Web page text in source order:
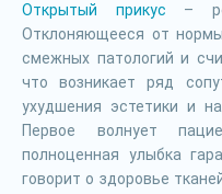
Открытый прикус –
Отклоняющееся от
смежных патологий и
что возникает ряд
ухудшения эстетики и
Первое волнует
полноценная улыбка
говорит о здоровье